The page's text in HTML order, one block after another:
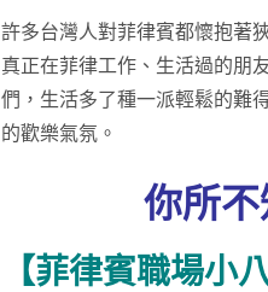
許多台灣人對菲律賓都懷抱著
真正在菲律工作、生活過的朋
們，生活多了種一派輕鬆的難
的歡樂氣氛。
你所不
【菲律賓職場小